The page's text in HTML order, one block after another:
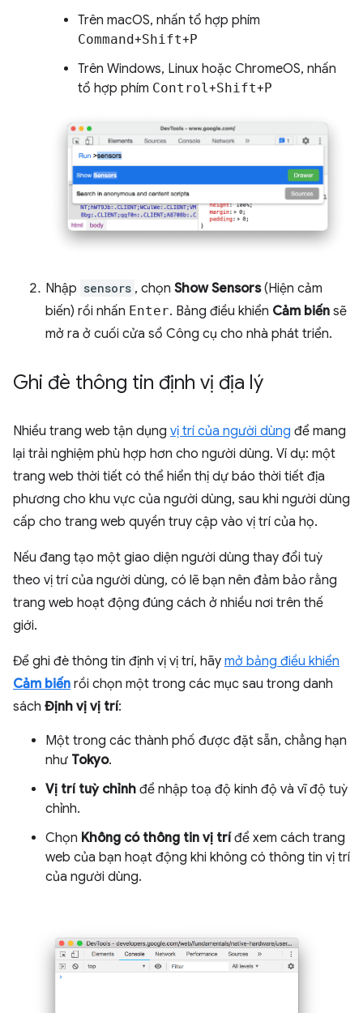
Trên macOS, nhấn tổ hợp phím
Command+Shift+P
Trên Windows, Linux hoặc ChromeOS, nhấn
tổ hợp phím Control+Shift+P
Nhập sensors , chọn Show Sensors(Hiện cảm
biến) rồi nhấn Enter. Bảng điều khiển Cảm biến sẽ
mở ra ở cuối cửa sổ Công cụ cho nhà phát triển.
Ghi đè thông tin định vị địa lý
Nhiều trang web tận dụng vị trí của người dùng để mang
lại trải nghiệm phù hợp hơn cho người dùng. Ví dụ: một
trang web thời tiết có thể hiển thị dự báo thời tiết địa
phương cho khu vực của người dùng, sau khi người dùng
cấp cho trang web quyền truy cập vào vị trí của họ.
Nếu đang tạo một giao diện người dùng thay đổi tuỳ
theo vị trí của người dùng, có lẽ bạn nên đảm bảo rằng
trang web hoạt động đúng cách ở nhiều nơi trên thế
giới.
Để ghi đè thông tin định vị vị trí, hãy mở bảng điều khiển
Cảm biến rồi chọn một trong các mục sau trong danh
sách Định vị vị trí:
Một trong các thành phố được đặt sẵn, chẳng hạn
như Tokyo.
Vị trí tuỳ chỉnh để nhập toạ độ kinh độ và vĩ độ tuỳ
chỉnh.
Chọn Không có thông tin vị tríđể xem cách trang
web của bạn hoạt động khi không có thông tin vị trí
của người dùng.